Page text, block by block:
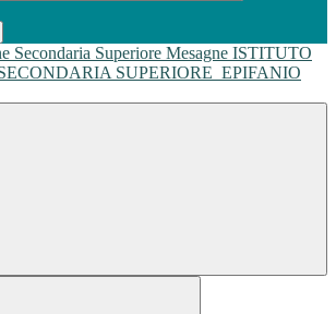
ISTITUTO
SUPERIORE EPIFANIO